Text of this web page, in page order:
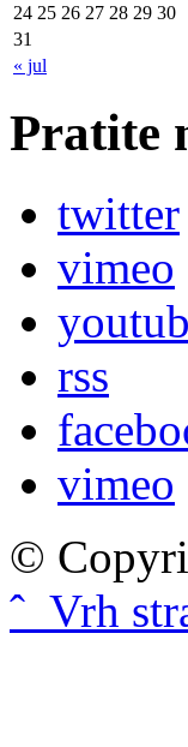
« jul
24 25 26 27 28 29 30
31
Pratite
twitter
vimeo
rss
vimeo
©
ˆ Vrh